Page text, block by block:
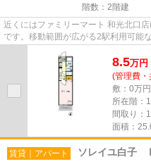
階数：2階建
近くにはファミリーマート 和光北口
です。移動範囲が広がる2駅利用可能
8.5万円
(管理費
敷：0万
所在階：
間取り：
面積：
賃貸｜アパート ソレイユ白子